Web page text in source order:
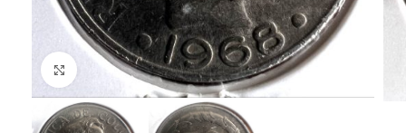
Click to enlarge